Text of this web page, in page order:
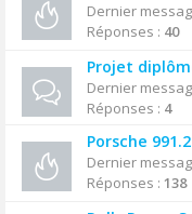
Dernier
Réponses : 40
Projet
Dernier
Réponses : 4
Porsche
Dernier
Réponses : 138